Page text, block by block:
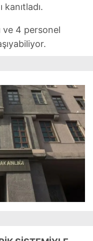
ve 4 personel